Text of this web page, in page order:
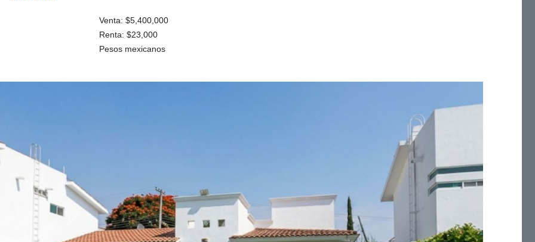
Venta: $5,400,000
Renta: $23,000
Pesos mexicanos